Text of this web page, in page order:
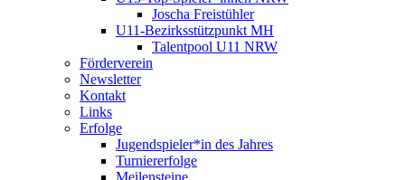
Joscha Freistühler
U11-Bezirksstützpunkt MH
Talentpool U11 NRW
Förderverein
Newsletter
Kontakt
Links
Erfolge
Jugendspieler*in des Jahres
Turniererfolge
Meilensteine